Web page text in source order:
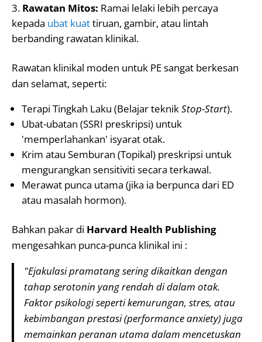
Rawatan Mitos: Ramai lelaki lebih percaya
kepada ubat kuattiruan, gambir, atau lintah
berbanding rawatan klinikal.
Rawatan klinikal moden untuk PE sangat berkesan
dan selamat, seperti:
Terapi Tingkah Laku (Belajar teknikStop-Start).
Ubat-ubatan (SSRI preskripsi) untuk
'memperlahankan' isyarat otak.
Krim atau Semburan (Topikal) preskripsi untuk
mengurangkan sensitiviti secara terkawal.
Merawat punca utama (jika ia berpunca dari ED
atau masalah hormon).
Bahkan pakar di Harvard Health Publishing
mengesahkan punca-punca klinikal ini :
"Ejakulasi pramatang sering dikaitkan dengan
tahap serotonin yang rendah di dalam otak.
Faktor psikologi seperti kemurungan, stres, atau
kebimbangan prestasi (performance anxiety) juga
memainkan peranan utama dalam mencetuskan